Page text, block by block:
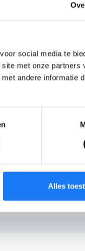
social media te
met onze partners
andere informatie
Alles
trots op mezelf
niet wachten
zoeken met
omdat die